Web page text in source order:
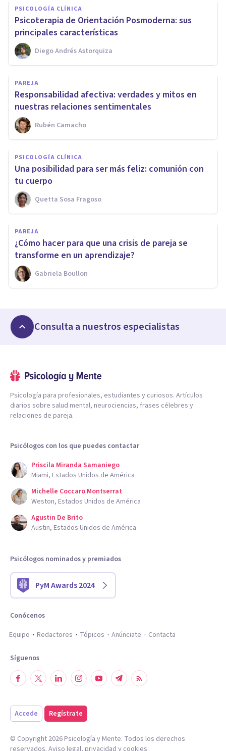
PSICOLOGÍA CLÍNICA
Psicoterapia de Orientación Posmoderna: sus
principales características
Diego Andrés Astorquiza
PAREJA
Responsabilidad afectiva: verdades y mitos en
nuestras relaciones sentimentales
Rubén Camacho
PSICOLOGÍA CLÍNICA
Una posibilidad para ser más feliz: comunión con
tu cuerpo
Quetta Sosa Fragoso
PAREJA
¿Cómo hacer para que una crisis de pareja se
transforme en un aprendizaje?
Gabriela Boullon
Consulta a nuestros especialistas
Psicología para profesionales, estudiantes y curiosos. Artículos
diarios sobre salud mental, neurociencias, frases célebres y
relaciones de pareja.
Psicólogos con los que puedes contactar
Priscila Miranda Samaniego
Miami, Estados Unidos de América
Michelle Coccaro Montserrat
Weston, Estados Unidos de América
Agustin De Brito
Austin, Estados Unidos de América
Psicólogos nominados y premiados
PyM Awards 2024
Conócenos
Equipo
Redactores Tópicos Anúnciate Contacta
Síguenos
Accede Regístrate
© Copyright 2026Psicología y Mente. Todos los derechos